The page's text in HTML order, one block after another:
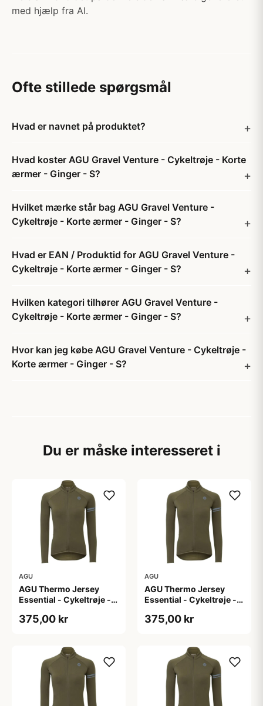
med hjælp fra AI.
Ofte stillede spørgsmål
Hvad er navnet på produktet?
Hvad koster AGU Gravel Venture - Cykeltrøje - Korte
ærmer - Ginger - S?
Hvilket mærke står bag AGU Gravel Venture -
Cykeltrøje - Korte ærmer - Ginger - S?
Hvad er EAN / Produktid for AGU Gravel Venture -
Cykeltrøje - Korte ærmer - Ginger - S?
Hvilken kategori tilhører AGU Gravel Venture -
Cykeltrøje - Korte ærmer - Ginger - S?
Hvor kan jeg købe AGU Gravel Venture - Cykeltrøje -
Korte ærmer - Ginger - S?
Du er måske interesseret i
AGU
AGU Thermo Jersey
Essential - Cykeltrøje -
L
375,00 kr
AGU
AGU Thermo Jersey
Essential - Cykeltrøje -
M
375,00 kr